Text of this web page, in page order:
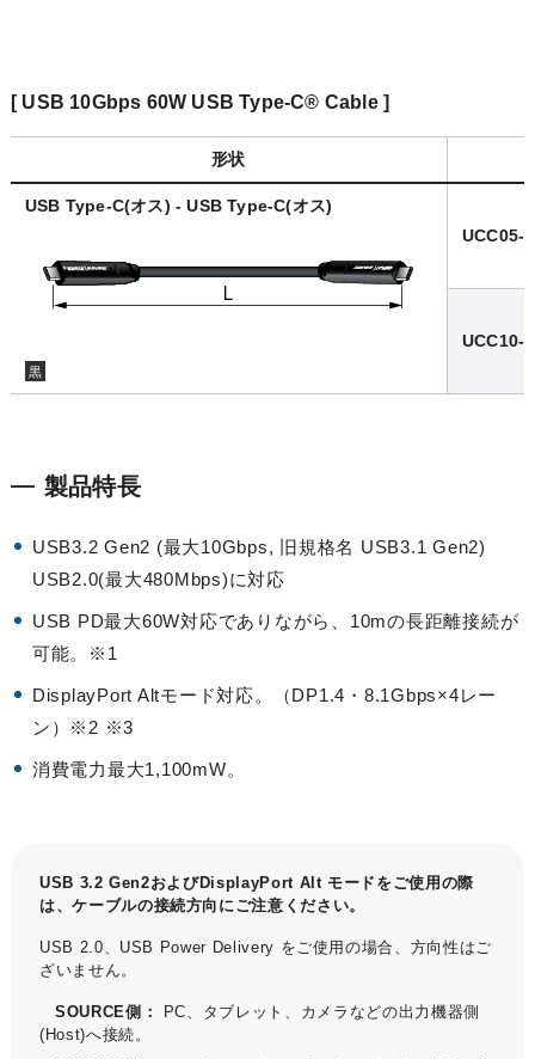
[ USB 10Gbps 60W USB Type-C® Cable ]
形状
USB Type-C(オス) - USB Type-C(オス)
黒
UCC05-
UCC10-
製品特長
USB3.2 Gen2 (最大10Gbps, 旧規格名 USB3.1 Gen2)
USB2.0(最大480Mbps)に対応
USB PD最大60W対応でありながら、10mの長距離接続が
可能。※1
DisplayPort Altモード対応。（DP1.4・8.1Gbps×4レー
ン）※2 ※3
消費電力最大1,100mW。
USB 3.2 Gen2およびDisplayPort Alt モードをご使用の際
は、ケーブルの接続方向にご注意ください。
USB 2.0、USB Power Delivery をご使用の場合、方向性はご
ざいません。
SOURCE側：
PC、タブレット、カメラなどの出力機器側
(Host)へ接続。